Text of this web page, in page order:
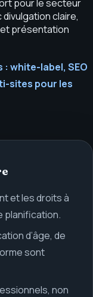
pour le secteur
claire,
présentation
: white-label, SEO
sites pour les
et les droits à
planification.
d’âge, de
sont
non